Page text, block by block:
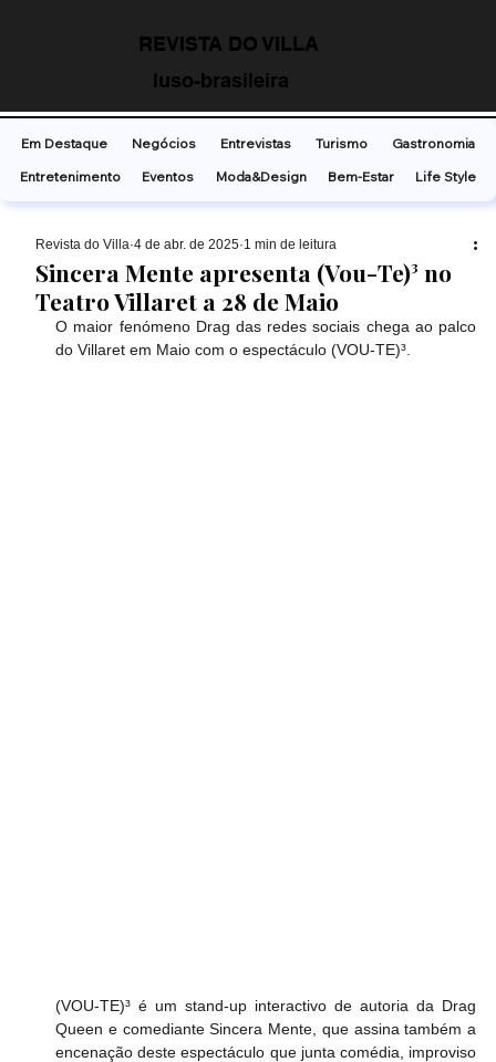
REVISTA DO VILLA
luso-brasileira
Sincera Mente apresenta (Vou-Te)³ no
Teatro Villaret a 28 de Maio
Revista do Villa 4 de abr. de 2025 1 min de leitura
O maior fenómeno Drag das redes sociais chega ao palco
do Villaret em Maio com o espectáculo (VOU-TE)³.
(VOU-TE)³ é um stand-up interactivo de autoria da Drag
Queen e comediante Sincera Mente, que assina também a
encenação deste espectáculo que junta comédia, improviso
Em Destaque Negócios Entrevistas Turismo
Gastronomia
Entretenimento
Eventos Moda&Design Bem-Estar Life Style